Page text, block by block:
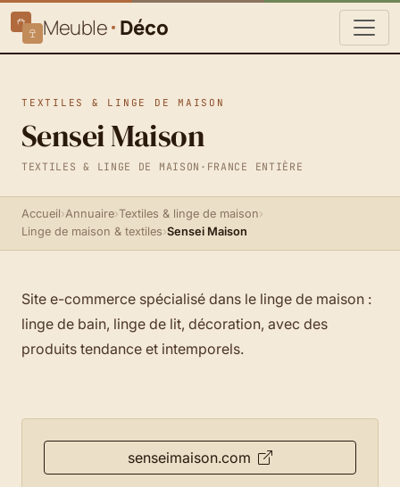
Meuble Déco
TEXTILES & LINGE DE MAISON
Sensei Maison
TEXTILES & LINGE DE MAISON · FRANCE ENTIÈRE
Accueil›Annuaire›Textiles & linge de maison›
Linge de maison & textiles›Sensei Maison
Site e-commerce spécialisé dans le linge de maison :
linge de bain, linge de lit, décoration, avec des
produits tendance et intemporels.
senseimaison.com